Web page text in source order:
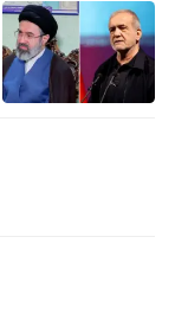
我让Claude